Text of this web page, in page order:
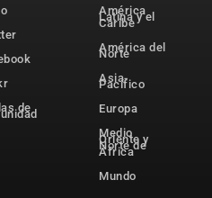
de
América
Latina y el
Caribe
América del
Norte
Asia-
Pacífico
Europa
Medio
Oriente y
Norte de
África
Mundo